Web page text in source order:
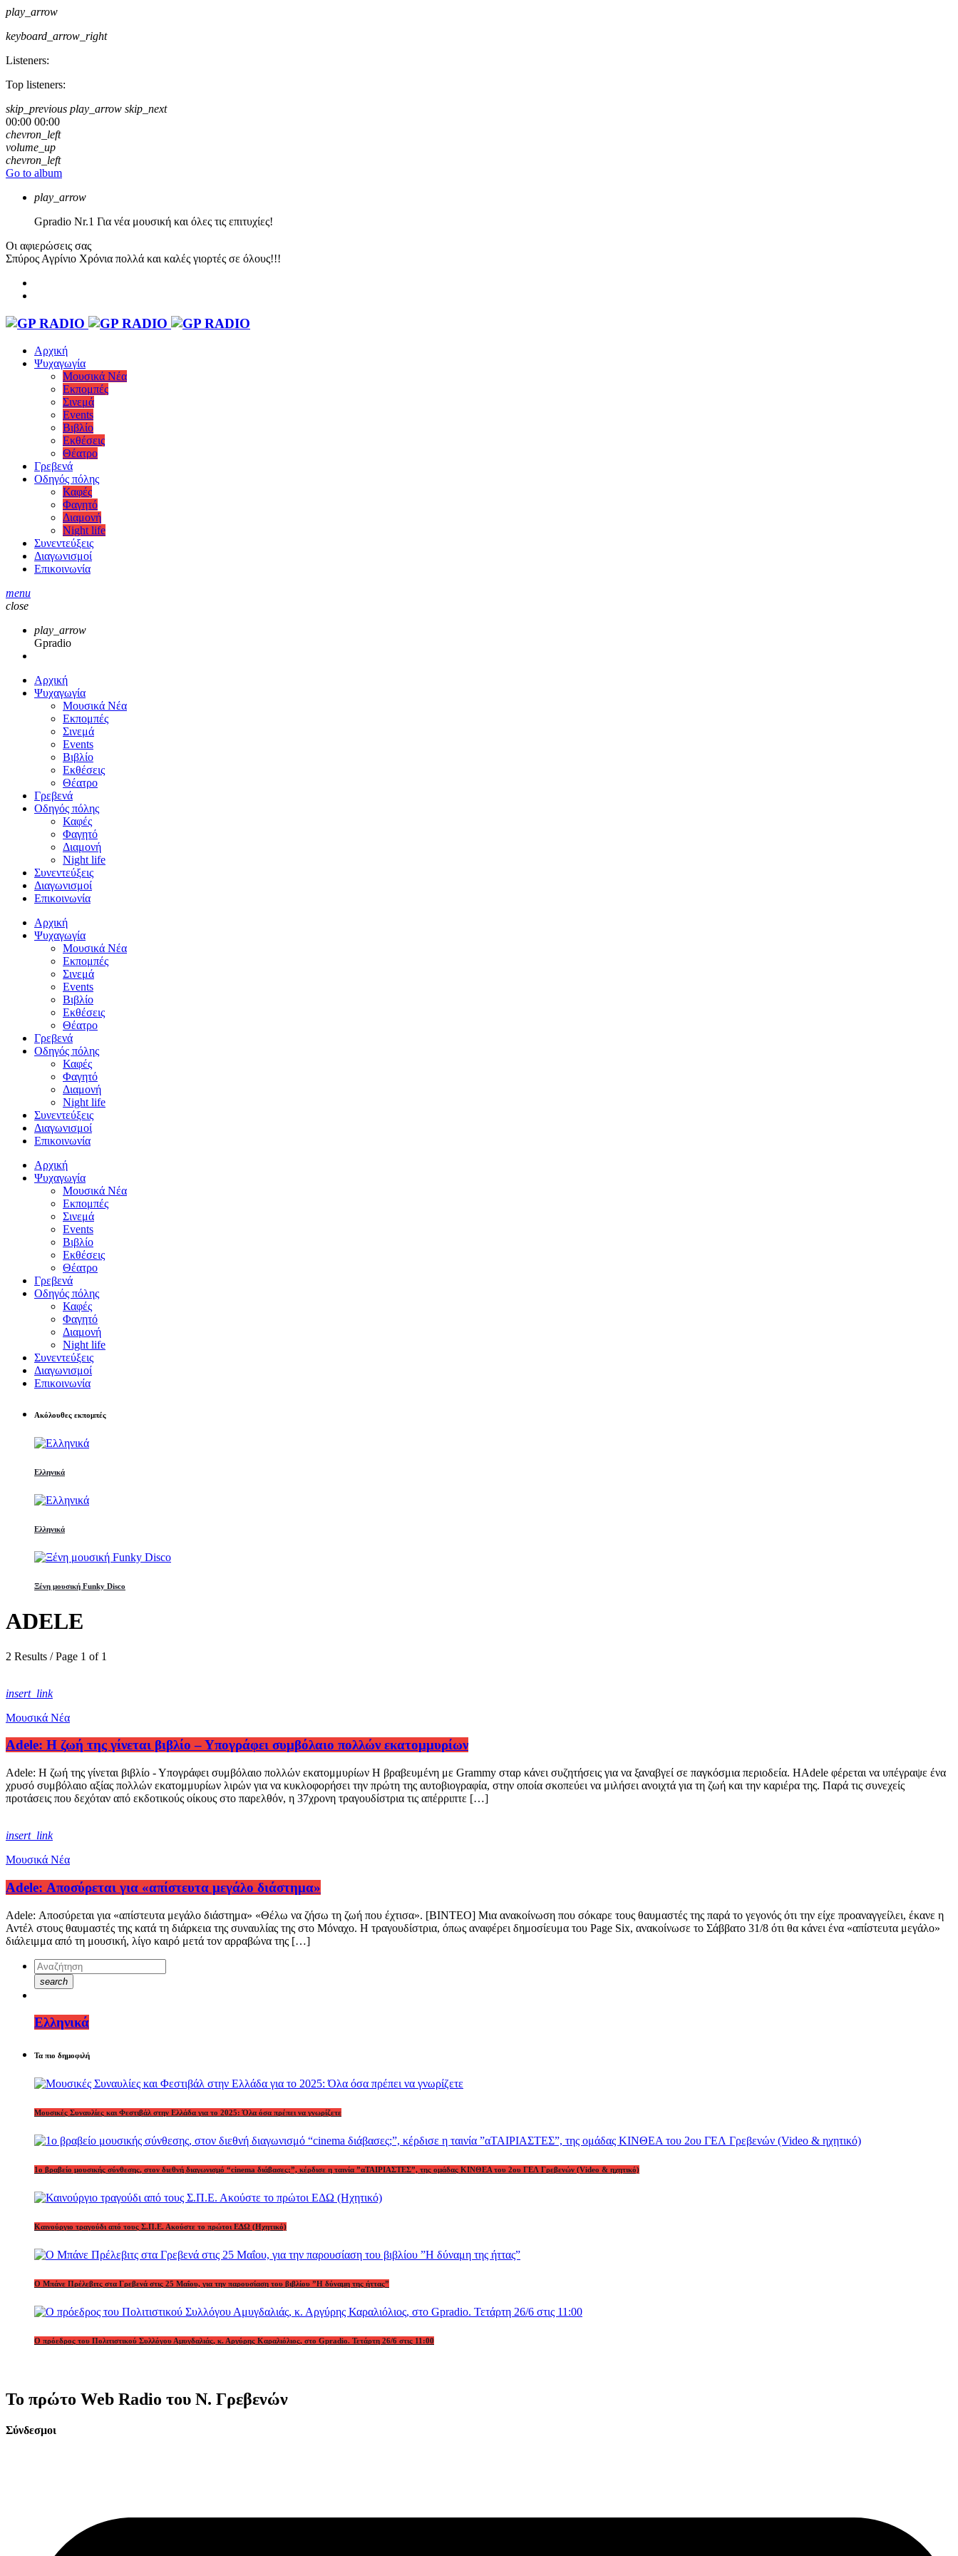
play_arrow
keyboard_arrow_right
Listeners:
Top listeners:
skip_previous play_arrow skip_next
00:00 00:00
chevron_left
volume_up
chevron_left
Go to album
play_arrow
Gpradio Nr.1 Για νέα μουσική και όλες τις επιτυχίες!
Οι αφιερώσεις σας
Σπύρος Αγρίνιο Χρόνια πολλά και καλές γιορτές σε όλους!!!
Αρχική
Ψυχαγωγία
Μουσικά Νέα
Εκπομπές
Σινεμά
Events
Βιβλίο
Εκθέσεις
Θέατρο
Γρεβενά
Οδηγός πόλης
Καφές
Φαγητό
Διαμονή
Night life
Συνεντεύξεις
Διαγωνισμοί
Επικοινωνία
menu
close
play_arrow
Gpradio
Αρχική
Ψυχαγωγία
Μουσικά Νέα
Εκπομπές
Σινεμά
Events
Βιβλίο
Εκθέσεις
Θέατρο
Γρεβενά
Οδηγός πόλης
Καφές
Φαγητό
Διαμονή
Night life
Συνεντεύξεις
Διαγωνισμοί
Επικοινωνία
Αρχική
Ψυχαγωγία
Μουσικά Νέα
Εκπομπές
Σινεμά
Events
Βιβλίο
Εκθέσεις
Θέατρο
Γρεβενά
Οδηγός πόλης
Καφές
Φαγητό
Διαμονή
Night life
Συνεντεύξεις
Διαγωνισμοί
Επικοινωνία
Αρχική
Ψυχαγωγία
Μουσικά Νέα
Εκπομπές
Σινεμά
Events
Βιβλίο
Εκθέσεις
Θέατρο
Γρεβενά
Οδηγός πόλης
Καφές
Φαγητό
Διαμονή
Night life
Συνεντεύξεις
Διαγωνισμοί
Επικοινωνία
Ακόλουθες εκπομπές
Ελληνικά
Ελληνικά
Ξένη μουσική Funky Disco
ADELE
2 Results / Page 1 of 1
insert_link
Μουσικά Νέα
Adele: Η ζωή της γίνεται βιβλίο – Υπογράφει συμβόλαιο πολλών εκατομμυρίων
Adele: Η ζωή της γίνεται βιβλίο - Υπογράφει συμβόλαιο πολλών εκατομμυρίων Η βραβευμένη με Grammy σταρ κάνει συζητήσεις για να ξαναβγεί σε παγκόσμια περιοδεία. ΗAdele φέρεται να υπέγραψε ένα
χρυσό συμβόλαιο αξίας πολλών εκατομμυρίων λιρών για να κυκλοφορήσει την πρώτη της αυτοβιογραφία, στην οποία σκοπεύει να μιλήσει ανοιχτά για τη ζωή και την καριέρα της. Παρά τις συνεχείς
προτάσεις που δεχόταν από εκδοτικούς οίκους στο παρελθόν, η 37χρονη τραγουδίστρια τις απέρριπτε […]
insert_link
Μουσικά Νέα
Adele: Αποσύρεται για «απίστευτα μεγάλο διάστημα»
Adele: Αποσύρεται για «απίστευτα μεγάλο διάστημα» «Θέλω να ζήσω τη ζωή που έχτισα». [BINTEO] Μια ανακοίνωση που σόκαρε τους θαυμαστές της παρά το γεγονός ότι την είχε προαναγγείλει, έκανε η
Αντέλ στους θαυμαστές της κατά τη διάρκεια της συναυλίας της στο Μόναχο. Η τραγουδίστρια, όπως αναφέρει δημοσίευμα του Page Six, ανακοίνωσε το Σάββατο 31/8 ότι θα κάνει ένα «απίστευτα μεγάλο»
διάλειμμα από τη μουσική, λίγο καιρό μετά τον αρραβώνα της […]
search
Ελληνικά
Τα πιο δημοφιλή
Μουσικές Συναυλίες και Φεστιβάλ στην Ελλάδα για το 2025: Όλα όσα πρέπει να γνωρίζετε
1o βραβείο μουσικής σύνθεσης, στον διεθνή διαγωνισμό “cinema διάβασες;”, κέρδισε η ταινία ”αΤΑΙΡΙΑΣΤΕΣ”, της ομάδας ΚΙΝΘΕΑ του 2ου ΓΕΛ Γρεβενών (Video & ηχητικό)
Καινούργιο τραγούδι από τους Σ.Π.Ε. Ακούστε το πρώτοι ΕΔΩ (Ηχητικό)
Ο Μπάνε Πρέλεβιτς στα Γρεβενά στις 25 Μαΐου, για την παρουσίαση του βιβλίου ”Η δύναμη της ήττας”
Ο πρόεδρος του Πολιτιστικού Συλλόγου Αμυγδαλιάς, κ. Αργύρης Καραλιόλιος, στο Gpradio. Τετάρτη 26/6 στις 11:00
Το πρώτο Web Radio του Ν. Γρεβενών
Σύνδεσμοι